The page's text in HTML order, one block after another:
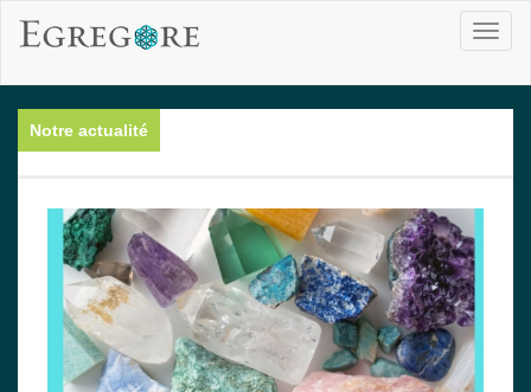
Notre actualité